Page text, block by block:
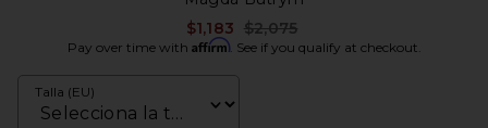
$1,183 Previous price:
$2,075
Pay over time with Affirm. See if you qualify at checkout.
Talla (EU)